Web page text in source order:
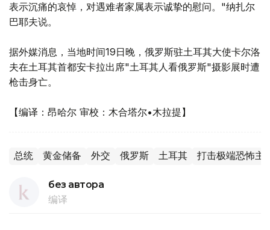
表示沉痛的哀悼，对遇难者家属表示诚挚的慰问。"纳扎尔
巴耶夫说。
据外媒消息，当地时间19日晚，俄罗斯驻土耳其大使卡尔洛
夫在土耳其首都安卡拉出席"土耳其人看俄罗斯"摄影展时遭
枪击身亡。
【编译：昂哈尔 审校：木合塔尔•木拉提】
总统 黄金储备 外交 俄罗斯 土耳其 打击极端恐怖主
без автора
编译